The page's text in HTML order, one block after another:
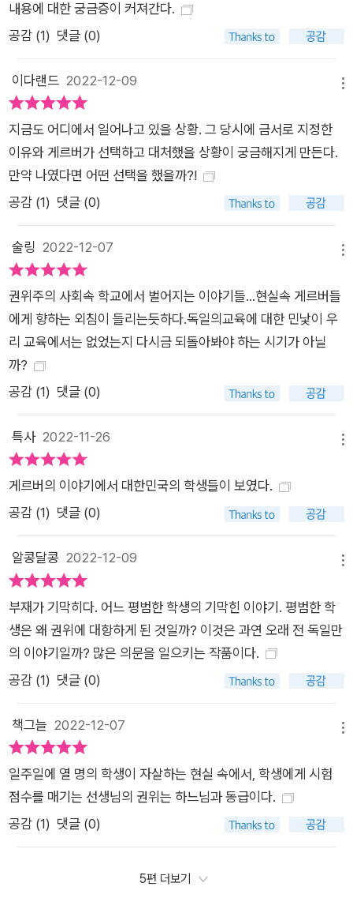
내용에 대한 궁금증이 커져간다.
공감 (1) 댓글 (0)
이다랜드 2022-12-09
지금도 어디에서 일어나고 있을 상황. 그 당시에 금서로 지정한
이유와 게르버가 선택하고 대처했을 상황이 궁금해지게 만든다.
만약 나였다면 어떤 선택을 했을까?!
공감 (1) 댓글 (0)
술링 2022-12-07
권위주의 사회속 학교에서 벌어지는 이야기들...현실속 게르버들
에게 향하는 외침이 들리는듯하다.독일의교육에 대한 민낯이 우
리 교육에서는 없었는지 다시금 되돌아봐야 하는 시기가 아닐
까?
공감 (1) 댓글 (0)
특사2022-11-26
게르버의 이야기에서 대한민국의 학생들이 보였다.
공감 (1) 댓글 (0)
알콩달콩 2022-12-09
부재가 기막히다. 어느 평범한 학생의 기막힌 이야기. 평범한 학
생은 왜 권위에 대항하게 된 것일까? 이것은 과연 오래 전 독일만
의 이야기일까? 많은 의문을 일으키는 작품이다.
공감 (1) 댓글 (0)
책그늘 2022-12-07
일주일에 열 명의 학생이 자살하는 현실 속에서, 학생에게 시험
점수를 매기는 선생님의 권위는 하느님과 동급이다.
공감 (1) 댓글 (0)
5편 더보기